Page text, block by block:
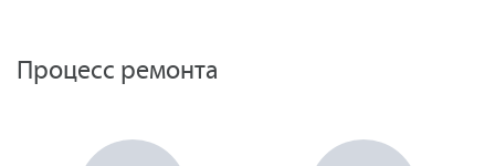
Процесс ремонта